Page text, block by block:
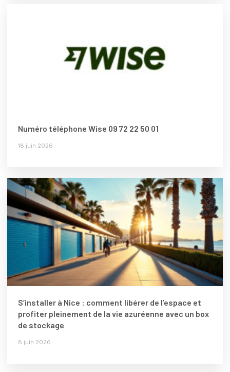
Numéro téléphone Wise 09 72 22 50 01
18 juin 2026
S’installer à Nice : comment libérer de l’espace et
profiter pleinement de la vie azuréenne avec un box
de stockage
8 juin 2026